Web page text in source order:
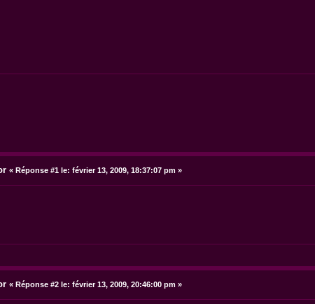
« Réponse #1 le: février 13, 2009, 18:37:07 pm »
« Réponse #2 le: février 13, 2009, 20:46:00 pm »